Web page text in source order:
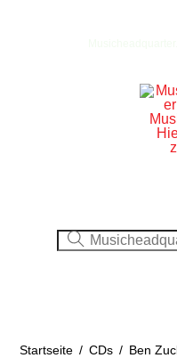
Startseite / CDs / Ben